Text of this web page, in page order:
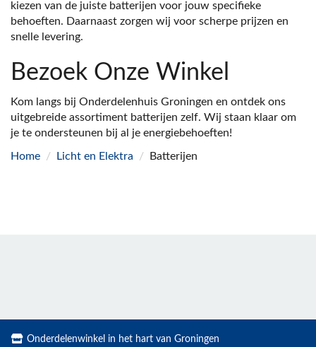
kiezen van de juiste batterijen voor jouw specifieke
behoeften. Daarnaast zorgen wij voor scherpe prijzen en
snelle levering.
Bezoek Onze Winkel
Kom langs bij Onderdelenhuis Groningen en ontdek ons
uitgebreide assortiment batterijen zelf. Wij staan klaar om
je te ondersteunen bij al je energiebehoeften!
Home / Licht en Elektra / Batterijen
Onderdelenwinkel in het hart van Groningen